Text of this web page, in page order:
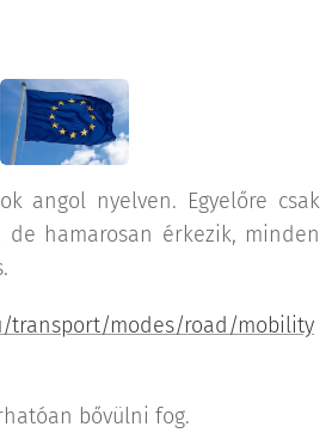
angol nyelven. Egyelőre csak
de hamarosan érkezik, minden
transport/modes/road/mobility
bővülni fog.